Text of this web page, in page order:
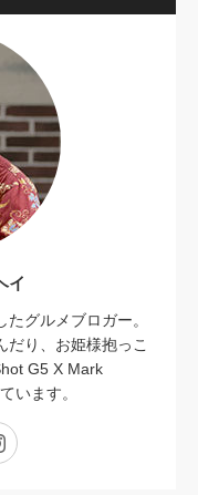
イ
グルメブロガー。
だり、お姫様抱っこ
G5 X Mark
います。
Instagram